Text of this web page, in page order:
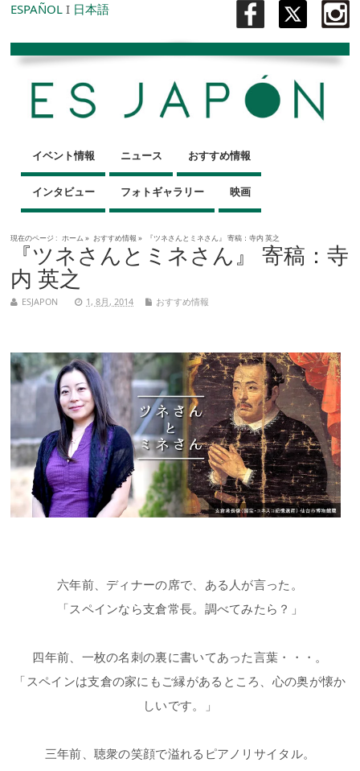
ESPAÑOL I 日本語
イベント情報 ニュース おすすめ情報
インタビュー フォトギャラリー 映画
現在のページ : ホーム » おすすめ情報 » 『ツネさんとミネさん』 寄稿：寺内 英之
『ツネさんとミネさん』 寄稿：寺
内 英之
ESJAPON 1, 8月, 2014 おすすめ情報
六年前、ディナーの席で、ある人が言った。
「スペインなら支倉常長。調べてみたら？」
四年前、一枚の名刺の裏に書いてあった言葉・・・。
「スペインは支倉の家にもご縁があるところ、心の奥が懐か
しいです。」
三年前、聴衆の笑顔で溢れるピアノリサイタル。